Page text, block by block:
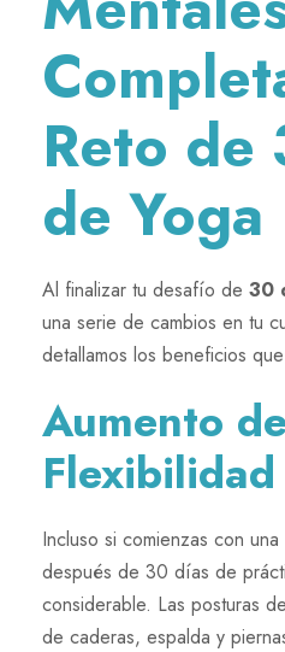
Reto de
de Yoga
Al finalizar tu desafío de 30
una serie de cambios en tu
detallamos los beneficios
Aumento
Flexibilidad
Incluso si comienzas con
después de 30 días de
considerable. Las posturas
de caderas, espalda y